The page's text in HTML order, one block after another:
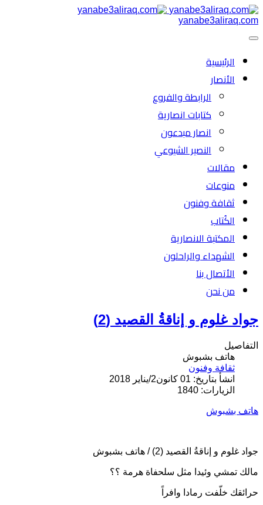
yanabe3aliraq.com
الرئیسية
الأنصار
الرابطة والفروع
كتابات انصارية
انصار مبدعون
النصیر الشیوعي
مقالات
منوعات
ثقافة وفنون
الكُتاب
المكتبة الانصارية
الشهداء والراحلون
الأتصال بنا
من نحن
جواد غلوم و إناقةُ القصيد (2)
التفاصيل
هاتف بشبوش
ثقافة وفنون
انشأ بتاريخ: 01 كانون2/يناير 2018
الزيارات: 1840
هاتف بشبوش
جواد غلوم و إناقةُ القصيد (2) / هاتف بشبوش
مالك تمشي وئيدا مثل سلحفاة هرمة ؟؟
حرائقك خلّفت رمادا وافراً